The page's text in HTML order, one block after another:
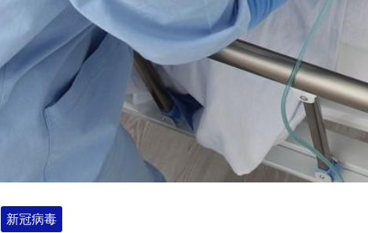
新冠病毒